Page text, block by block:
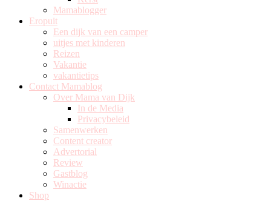
Mamablogger
Eropuit
Een dijk van een camper
uitjes met kinderen
Reizen
Vakantie
vakantietips
Contact Mamablog
Over Mama van Dijk
In de Media
Privacybeleid
Samenwerken
Content creator
Advertorial
Review
Gastblog
Winactie
Shop